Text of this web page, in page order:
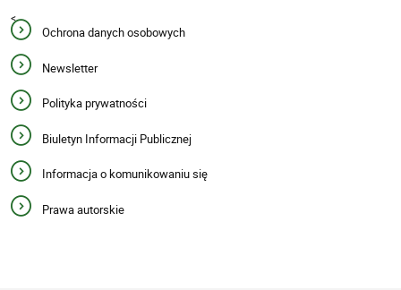
<
Ochrona danych osobowych
Newsletter
Polityka prywatności
Biuletyn Informacji Publicznej
Informacja o komunikowaniu się
Prawa autorskie